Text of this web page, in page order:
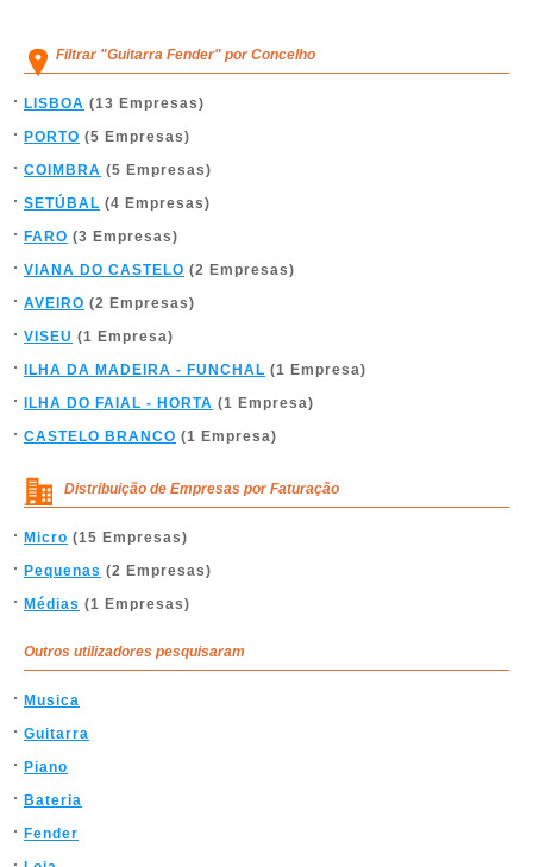
Filtrar "Guitarra Fender" por Concelho
LISBOA (13 Empresas)
PORTO (5 Empresas)
COIMBRA (5 Empresas)
SETÚBAL (4 Empresas)
FARO (3 Empresas)
VIANA DO CASTELO (2 Empresas)
AVEIRO (2 Empresas)
VISEU (1 Empresa)
ILHA DA MADEIRA - FUNCHAL (1 Empresa)
ILHA DO FAIAL - HORTA (1 Empresa)
CASTELO BRANCO (1 Empresa)
Distribuição de Empresas por Faturação
Micro (15 Empresas)
Pequenas (2 Empresas)
Médias (1 Empresas)
Outros utilizadores pesquisaram
Musica
Guitarra
Piano
Bateria
Fender